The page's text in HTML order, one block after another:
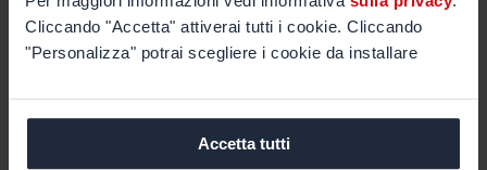
Cliccando "Accetta" attiverai tutti i cookie. Cliccando
"Personalizza" potrai scegliere i cookie da installare
Accetta tutti